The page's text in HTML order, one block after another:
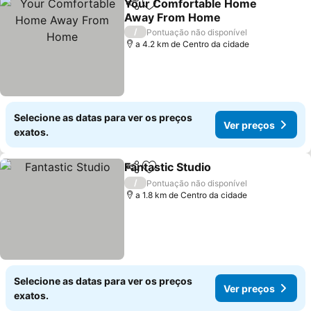
PartilharAdicionar aos favoritos
Your Comfortable Home
Away From Home
Ver preços
/
Pontuação não disponível
a 4.2 km de Centro da cidade
Selecione as datas para ver os preços
exatos.
Ver preços
PartilharAdicionar aos favoritos
Fantastic Studio
/
Pontuação não disponível
a 1.8 km de Centro da cidade
Selecione as datas para ver os preços
exatos.
Ver preços